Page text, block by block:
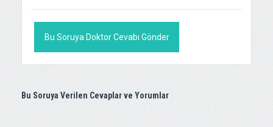
Bu Soruya Doktor Cevabı Gönder
Bu Soruya Verilen Cevaplar ve Yorumlar